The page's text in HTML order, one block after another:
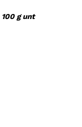
g unt